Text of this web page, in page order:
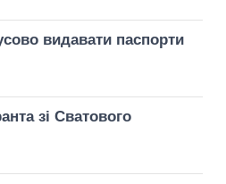
видавати паспорти
зі Сватового